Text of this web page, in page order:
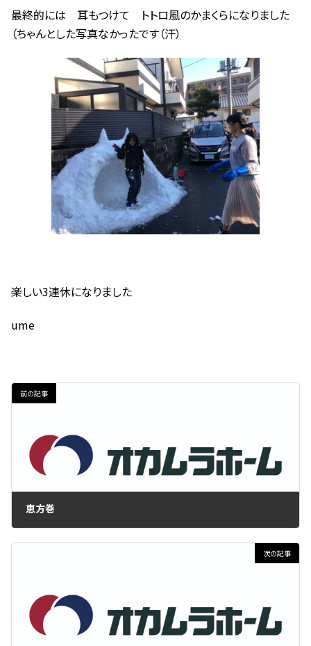
最終的には 耳もつけて トトロ風のかまくらになりました
（ちゃんとした写真なかったです（汗）
楽しい3連休になりました
ume
前の記事
恵方巻
次の記事